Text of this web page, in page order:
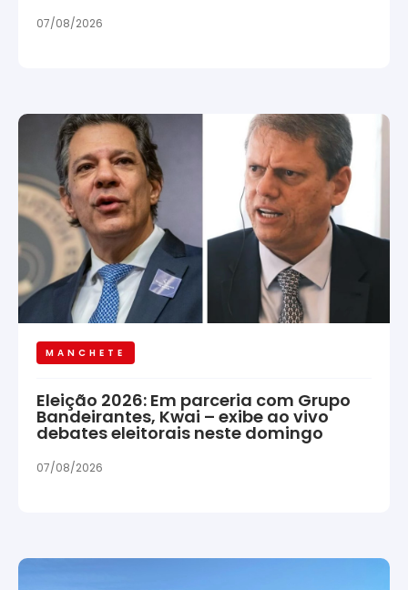
07/08/2026
MANCHETE
Eleição 2026: Em parceria com Grupo
Bandeirantes, Kwai – exibe ao vivo
debates eleitorais neste domingo
07/08/2026